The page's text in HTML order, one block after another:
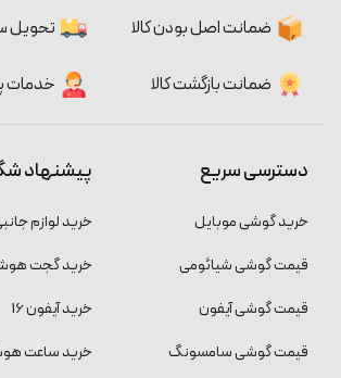
ضمانت اصل بودن کالا تحویل
ضمانت بازگشت کالا خدمات
دسترسی سریع
خرید گوشی موبایل
قیمت گوشی شیائومی
قیمت گوشی آیفون
قیمت گوشی سامسونگ
پیشنهاد
خرید لوازم
خرید گجت
خرید آیفون 16
خرید ساعت